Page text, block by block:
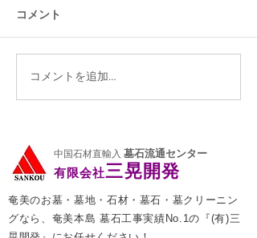
コメント
コメントを追加…
有限会社三晃開発
中国石材直輸入 墓石流通センター
奄美のお墓・墓地・石材・墓石・墓クリーニン
グなら、奄美本島 墓石工事実績No.1の『(有)三